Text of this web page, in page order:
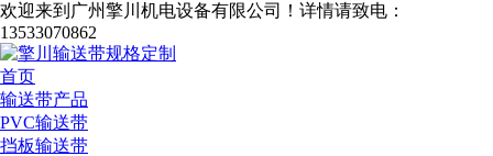
欢迎来到广州擎川机电设备有限公司！ 详情请致电：
13533070862
首页
输送带产品
PVC输送带
挡板输送带